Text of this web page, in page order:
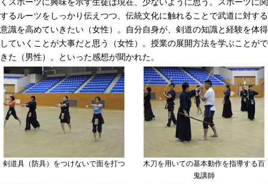
くスポーツに興味を示す生徒は現在、少ないように思う。スポーツに関
するルーツをしっかり伝えつつ、伝統文化に触れることで武道に対する
意識を高めていきたい（女性）。自分自身が、剣道の知識と経験を体得
していくことが大事だと思う（女性）。授業の展開方法を学ぶことがで
きた（男性）。といった感想が聞かれた。
剣道具（防具）をつけないで面を打つ
木刀を用いての基本動作を指導する百
鬼講師